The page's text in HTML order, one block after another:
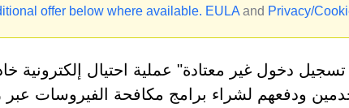
offer below where available. EULA and Privacy/
تسجيل دخول غير معتادة" عملية احتيال إلكترونية
ودفعهم لشراء برامج مكافحة الفيروسات عبر